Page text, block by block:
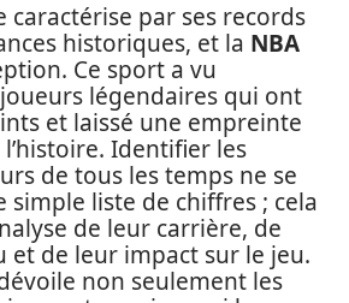
caractérise par ses records
historiques, et la NBA
Ce sport a vu
légendaires qui ont
et laissé une empreinte
Identifier les
de tous les temps ne se
simple liste de chiffres ; cela
de leur carrière, de
et de leur impact sur le jeu.
non seulement les